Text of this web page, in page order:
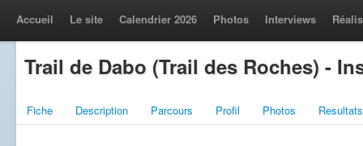
Accueil Le site Calendrier 2026 Photos Interviews
Trail de Dabo (Trail des Roches) -
Fiche Description Parcours Profil Photos Resultats